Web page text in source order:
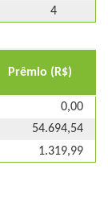
4
Prêmio (R$)
0,00
54.694,54
1.319,99